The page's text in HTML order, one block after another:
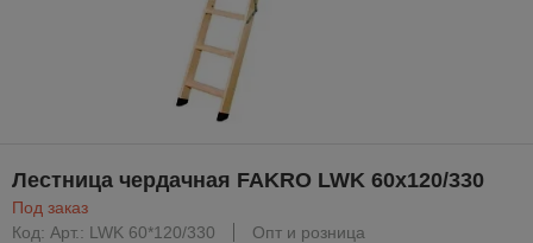
Лестница чердачная FAKRO LWK 60x120/330
Под заказ
Код: Арт.: LWK 60*120/330
Опт и розница